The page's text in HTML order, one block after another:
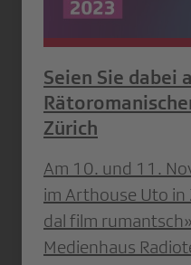
Seien Sie dabei
Zürich
Am 10. und 11.
im Arthouse Uto in
dal film
Medienhaus